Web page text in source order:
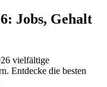
Jobs, Gehalt
vielfältige
Entdecke die besten